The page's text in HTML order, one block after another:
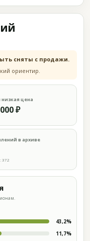
сняты с продажи.
ориентир.
цена
₽
в архиве
372
43,2%
11,7%